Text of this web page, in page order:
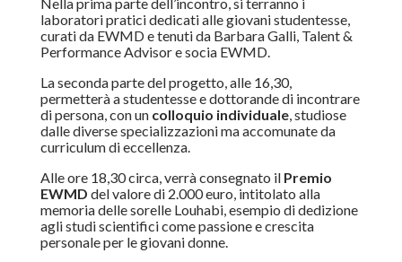
laboratori pratici dedicati alle giovani studentesse,
curati da EWMD e tenuti da Barbara Galli, Talent &
Performance Advisor e socia EWMD.
La seconda parte del progetto, alle 16,30,
permetterà a studentesse e dottorande di incontrare
di persona, con un colloquio individuale, studiose
dalle diverse specializzazioni ma accomunate da
curriculum di eccellenza.
Alle ore 18,30 circa, verrà consegnato il Premio
EWMD del valore di 2.000 euro, intitolato alla
memoria delle sorelle Louhabi, esempio di dedizione
agli studi scientifici come passione e crescita
personale per le giovani donne.